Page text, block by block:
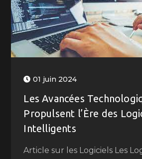
01 juin 2024
Les Avancées
Propulsent l’Ère des
Intelligents
Article sur les Logiciels Les